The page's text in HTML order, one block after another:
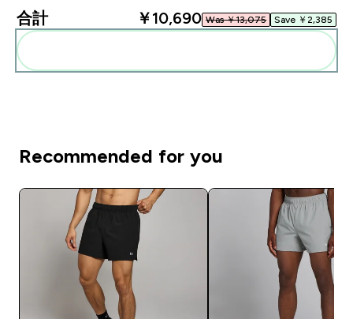
合計 ￥10,690‎ Was ￥13,075‎ Save ￥2,385‎
Recommended for you